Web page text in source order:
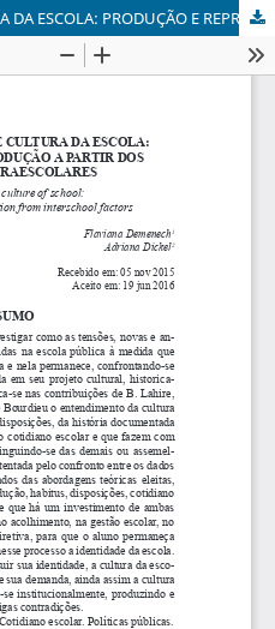
CULTURA ESCOLAR E CULTURA DA ESCOLA: PRODUÇÃO E REPRODUÇÃO A PARTIR DOS FATORES INTRAESCOLARES